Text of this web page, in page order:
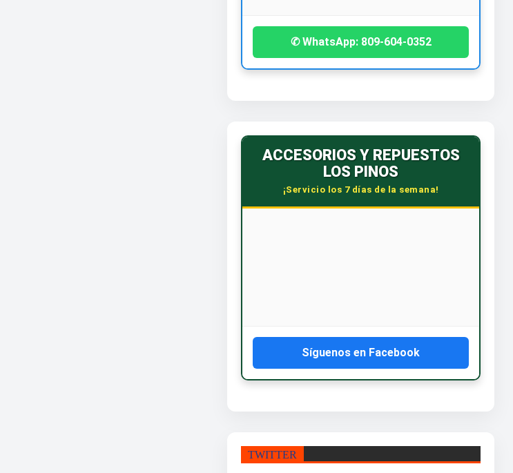
✆ WhatsApp: 809-604-0352
ACCESORIOS Y REPUESTOS
LOS PINOS
¡Servicio los 7 días de la semana!
Síguenos en Facebook
TWITTER